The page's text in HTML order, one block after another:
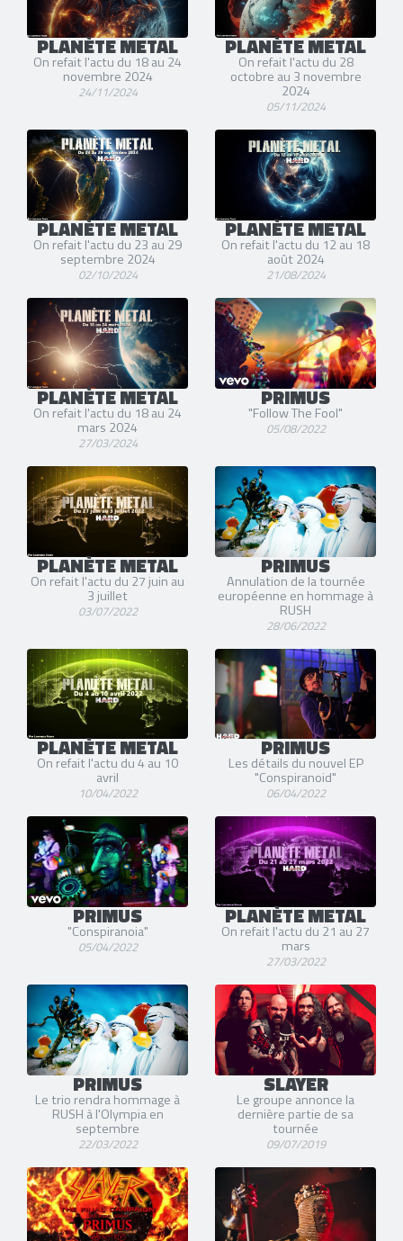
PLANÈTE METAL
On refait l'actu du 18 au 24
novembre 2024
24/11/2024
PLANÈTE METAL
On refait l'actu du 28
octobre au 3 novembre
2024
05/11/2024
PLANÈTE METAL
On refait l'actu du 23 au 29
septembre 2024
02/10/2024
PLANÈTE METAL
On refait l'actu du 12 au 18
août 2024
21/08/2024
PLANÈTE METAL
On refait l'actu du 18 au 24
mars 2024
27/03/2024
PRIMUS
"Follow The Fool"
05/08/2022
PLANÈTE METAL
On refait l'actu du 27 juin au
3 juillet
03/07/2022
PRIMUS
Annulation de la tournée
européenne en hommage à
RUSH
28/06/2022
PLANÈTE METAL
On refait l'actu du 4 au 10
avril
10/04/2022
PRIMUS
Les détails du nouvel EP
"Conspiranoid"
06/04/2022
PRIMUS
"Conspiranoia"
05/04/2022
PLANÈTE METAL
On refait l'actu du 21 au 27
mars
27/03/2022
PRIMUS
Le trio rendra hommage à
RUSH à l'Olympia en
septembre
22/03/2022
SLAYER
Le groupe annonce la
dernière partie de sa
tournée
09/07/2019